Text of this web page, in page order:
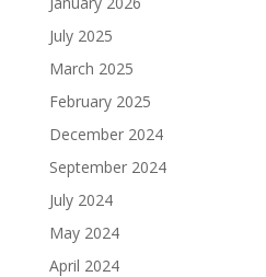
July 2025
March 2025
February 2025
December 2024
September 2024
July 2024
May 2024
April 2024